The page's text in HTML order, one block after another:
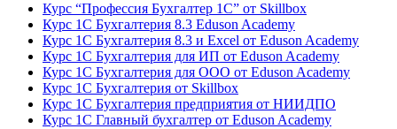
Курс “Профессия Бухгалтер 1С” от Skillbox
Курс 1С Бухгалтерия 8.3 Eduson Academy
Курс 1С Бухгалтерия 8.3 и Excel от Eduson Academy
Курс 1С Бухгалтерия для ИП от Eduson Academy
Курс 1С Бухгалтерия для ООО от Eduson Academy
Курс 1С Бухгалтерия от Skillbox
Курс 1С Бухгалтерия предприятия от НИИДПО
Курс 1С Главный бухгалтер от Eduson Academy